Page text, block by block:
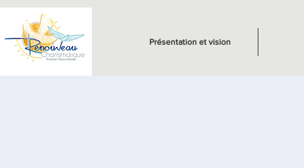
Présentation et vision